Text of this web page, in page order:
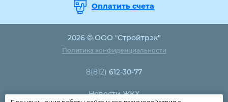
Оплатить счета
2026 © ООО "Стройтрэк"
Политика конфиденциальности
8(812) 612-30-77
Новости ЖКХ